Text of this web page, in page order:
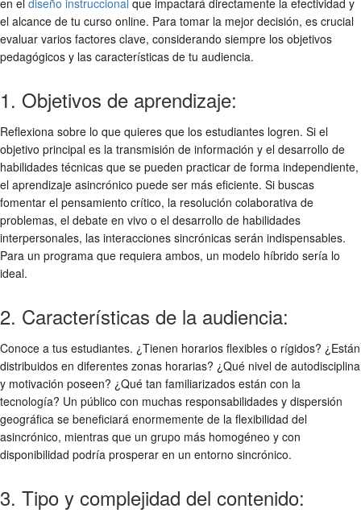
en el diseño instruccional que impactará directamente la efectividad y
el alcance de tu curso online. Para tomar la mejor decisión, es crucial
evaluar varios factores clave, considerando siempre los objetivos
pedagógicos y las características de tu audiencia.
1. Objetivos de aprendizaje:
Reflexiona sobre lo que quieres que los estudiantes logren. Si el
objetivo principal es la transmisión de información y el desarrollo de
habilidades técnicas que se pueden practicar de forma independiente,
el aprendizaje asincrónico puede ser más eficiente. Si buscas
fomentar el pensamiento crítico, la resolución colaborativa de
problemas, el debate en vivo o el desarrollo de habilidades
interpersonales, las interacciones sincrónicas serán indispensables.
Para un programa que requiera ambos, un modelo híbrido sería lo
ideal.
2. Características de la audiencia:
Conoce a tus estudiantes. ¿Tienen horarios flexibles o rígidos? ¿Están
distribuidos en diferentes zonas horarias? ¿Qué nivel de autodisciplina
y motivación poseen? ¿Qué tan familiarizados están con la
tecnología? Un público con muchas responsabilidades y dispersión
geográfica se beneficiará enormemente de la flexibilidad del
asincrónico, mientras que un grupo más homogéneo y con
disponibilidad podría prosperar en un entorno sincrónico.
3. Tipo y complejidad del contenido: